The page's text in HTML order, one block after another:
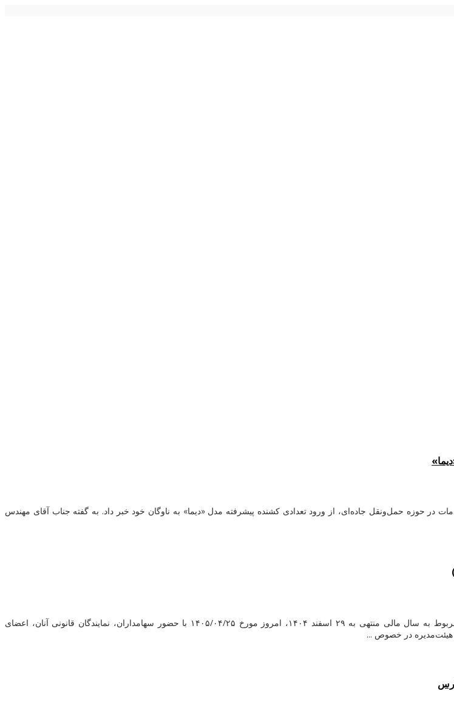
حوزه حمل‌ونقل جاده‌ای، از ورود تعدادی کشنده پیشرفته مدل «دیما» به ناوگان خود خبر داد. به گفته جناب آقای مهندس
مجمع عمومی عادی سالیانه صاحبان سهام شرکت حمل‌ونقل بین‌المللی خلیج فارس (سهامی عام) مربوط به سال مالی منتهی به ۲۹ اسفند ۱۴۰۴، امروز مورخ ۱۴۰۵/۰۴/۲۵ با حضور سهامداران، نمایندگان قانونی آنان، اعضای
در خصوص ...